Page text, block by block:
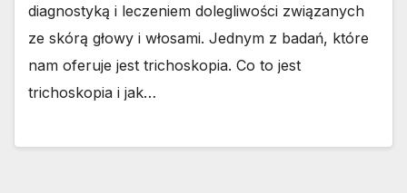
diagnostyką i leczeniem dolegliwości związanych
ze skórą głowy i włosami. Jednym z badań, które
nam oferuje jest trichoskopia. Co to jest
trichoskopia i jak…